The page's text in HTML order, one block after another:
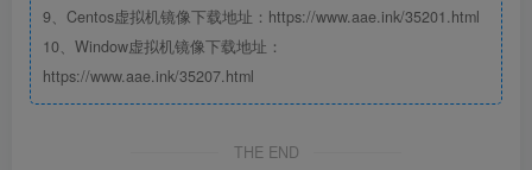
9、Centos虚拟机镜像下载地址：https://www.aae.ink/35201.html
10、Window虚拟机镜像下载地址：
https://www.aae.ink/35207.html
THE END